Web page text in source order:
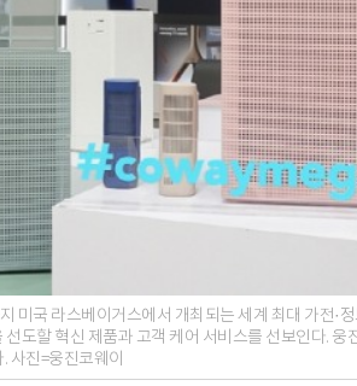
미국 라스베이거스에서 개최되는 세계 최대 가전·
도할 혁신 제품과 고객 케어 서비스를 선보인다. 웅
사진=웅진코웨이